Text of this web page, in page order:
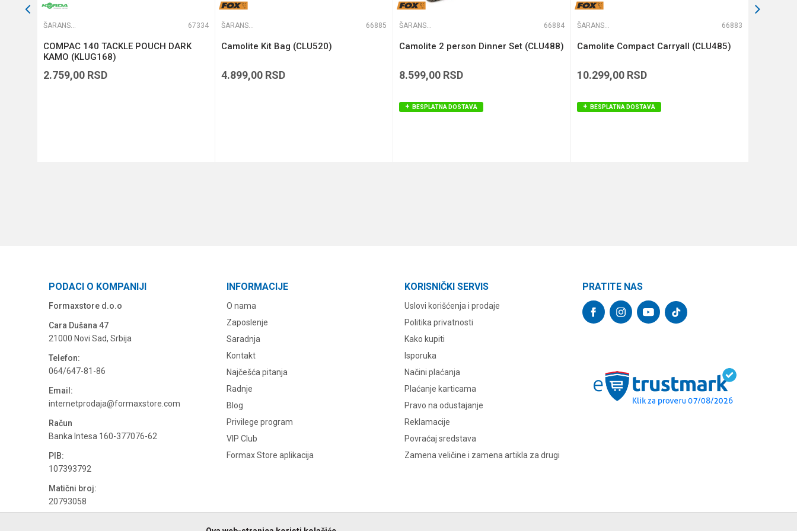
ŠARANSKE TORBE 67334
COMPAC 140 TACKLE POUCH DARK
KAMO (KLUG168)
2.759,00 RSD
ŠARANSKE TORBE 66885
Camolite Kit Bag (CLU520)
4.899,00 RSD
ŠARANSKE TORBE 66884
Camolite 2 person Dinner Set (CLU488)
8.599,00 RSD
BESPLATNA DOSTAVA
ŠARANSKE TORBE 66883
Camolite Compact Carryall (CLU485)
10.299,00 RSD
BESPLATNA DOSTAVA
PODACI O KOMPANIJI
Formaxstore d.o.o
Cara Dušana 47
21000 Novi Sad, Srbija
Telefon:
064/647-81-86
Email:
internetprodaja@formaxstore.com
Račun
Banka Intesa 160-377076-62
PIB:
107393792
Matični broj:
20793058
INFORMACIJE
O nama
Zaposlenje
Saradnja
Kontakt
Najčešća pitanja
Radnje
Blog
Privilege program
VIP Club
Formax Store aplikacija
KORISNIČKI SERVIS
Uslovi korišćenja i prodaje
Politika privatnosti
Kako kupiti
Isporuka
Načini plaćanja
Plaćanje karticama
Pravo na odustajanje
Reklamacije
Povraćaj sredstava
Zamena veličine i zamena artikla za drugi
PRATITE NAS